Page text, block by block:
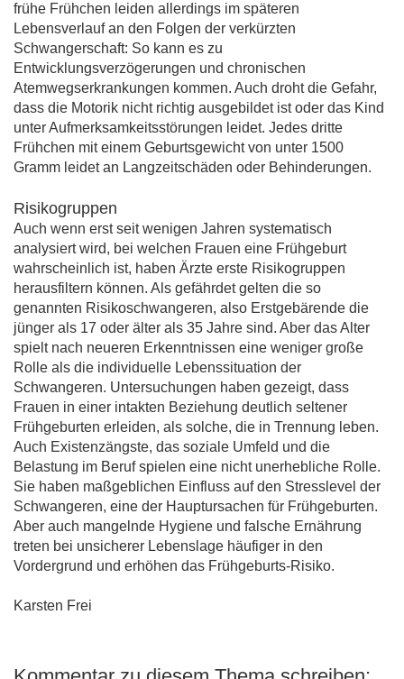
frühe Frühchen leiden allerdings im späteren
Lebensverlauf an den Folgen der verkürzten
Schwangerschaft: So kann es zu
Entwicklungsverzögerungen und chronischen
Atemwegserkrankungen kommen. Auch droht die Gefahr,
dass die Motorik nicht richtig ausgebildet ist oder das Kind
unter Aufmerksamkeitsstörungen leidet. Jedes dritte
Frühchen mit einem Geburtsgewicht von unter 1500
Gramm leidet an Langzeitschäden oder Behinderungen.
Risikogruppen
Auch wenn erst seit wenigen Jahren systematisch
analysiert wird, bei welchen Frauen eine Frühgeburt
wahrscheinlich ist, haben Ärzte erste Risikogruppen
herausfiltern können. Als gefährdet gelten die so
genannten Risikoschwangeren, also Erstgebärende die
jünger als 17 oder älter als 35 Jahre sind. Aber das Alter
spielt nach neueren Erkenntnissen eine weniger große
Rolle als die individuelle Lebenssituation der
Schwangeren. Untersuchungen haben gezeigt, dass
Frauen in einer intakten Beziehung deutlich seltener
Frühgeburten erleiden, als solche, die in Trennung leben.
Auch Existenzängste, das soziale Umfeld und die
Belastung im Beruf spielen eine nicht unerhebliche Rolle.
Sie haben maßgeblichen Einfluss auf den Stresslevel der
Schwangeren, eine der Hauptursachen für Frühgeburten.
Aber auch mangelnde Hygiene und falsche Ernährung
treten bei unsicherer Lebenslage häufiger in den
Vordergrund und erhöhen das Frühgeburts-Risiko.
Karsten Frei